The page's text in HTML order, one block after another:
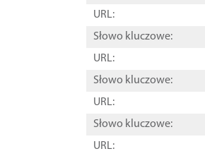
URL:
Słowo kluczowe:
URL:
Słowo kluczowe:
URL:
Słowo kluczowe:
URL: